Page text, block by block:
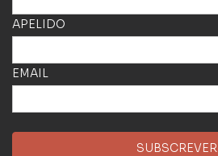
APELIDO
EMAIL
SUBSCREVER